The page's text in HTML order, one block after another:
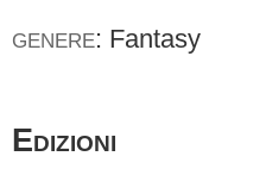
GENERE: Fantasy
Edizioni